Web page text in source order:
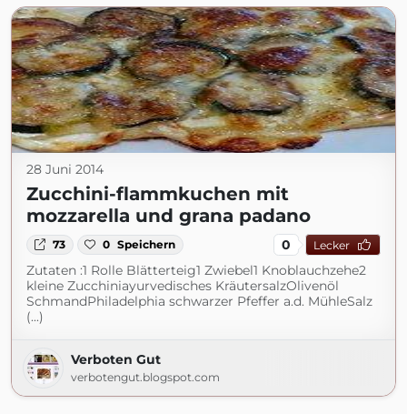
28 Juni 2014
Zucchini-flammkuchen mit
mozzarella und grana padano
73 0 Speichern 0 Lecker
Zutaten :1 Rolle Blätterteig1 Zwiebel1 Knoblauchzehe2
kleine Zucchiniayurvedisches KräutersalzOlivenöl
SchmandPhiladelphia schwarzer Pfeffer a.d. MühleSalz
(...)
Verboten Gut
verbotengut.blogspot.com